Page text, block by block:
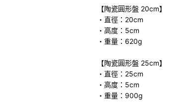
【陶瓷圓形盤 20cm】
・直徑：20cm
・高度：5cm
・重量：620g
【陶瓷圓形盤 25cm】
・直徑：25cm
・高度：5cm
・重量：900g